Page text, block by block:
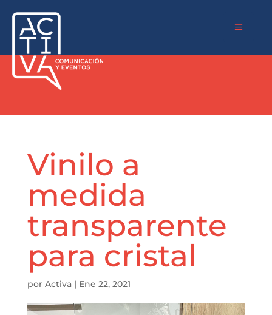
a
Vinilo a
medida
transparente
para cristal
por Activa| Ene 22, 2021